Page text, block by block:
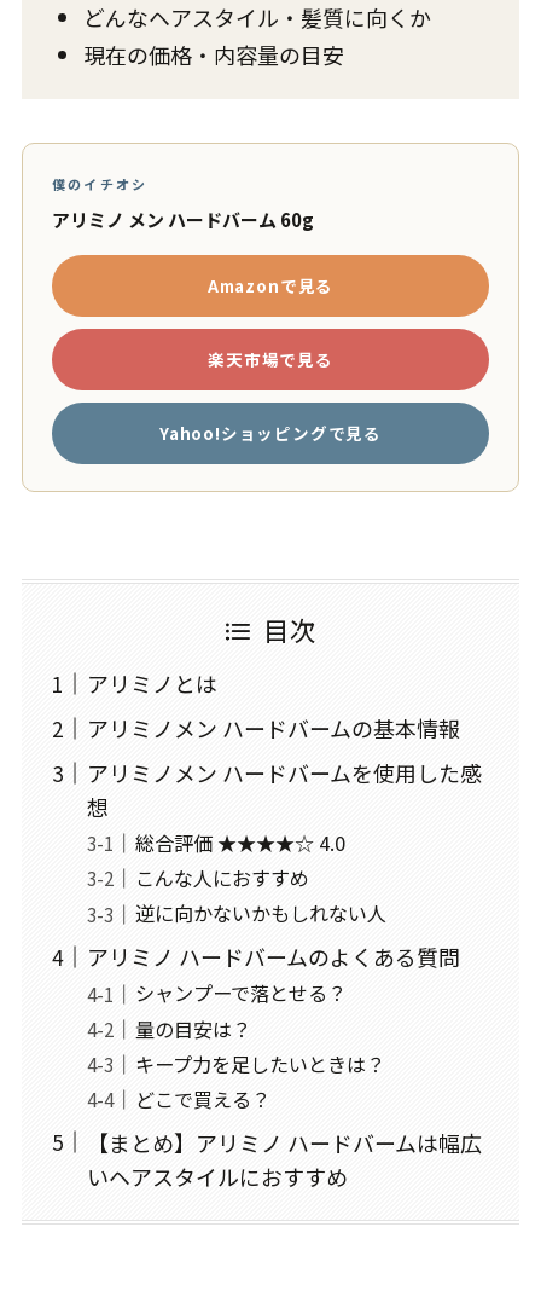
どんなヘアスタイル・髪質に向くか
現在の価格・内容量の目安
僕のイチオシ
アリミノ メン ハードバーム 60g
Amazonで見る
楽天市場で見る
Yahoo!ショッピングで見る
目次
アリミノとは
アリミノメン ハードバームの基本情報
アリミノメン ハードバームを使用した感
想
総合評価 ★★★★☆ 4.0
こんな人におすすめ
逆に向かないかもしれない人
アリミノ ハードバームのよくある質問
シャンプーで落とせる？
量の目安は？
キープ力を足したいときは？
どこで買える？
【まとめ】アリミノ ハードバームは幅広
いヘアスタイルにおすすめ